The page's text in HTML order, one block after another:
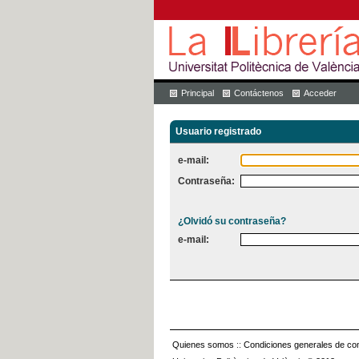
Principal Contáctenos Acceder
Usuario registrado
e-mail:
Contraseña:
¿Olvidó su contraseña?
e-mail:
Quienes somos :: Condiciones generales de